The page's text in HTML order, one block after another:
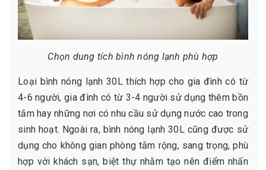
Chọn dung tích bình nóng lạnh phù hợp
Loại bình nóng lạnh 30L thích hợp cho gia đình có từ
4-6 người, gia đình có từ 3-4 người sử dụng thêm bồn
tắm hay những nơi có nhu cầu sử dụng nước cao trong
sinh hoạt. Ngoài ra, bình nóng lạnh 30L cũng được sử
dụng cho không gian phòng tắm rộng, sang trọng, phù
hợp với khách sạn, biệt thự nhằm tạo nên điểm nhấn